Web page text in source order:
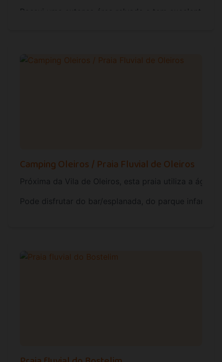
Possui uma extensa área relvada e tem excelentes
Camping Oleiros / Praia Fluvial de Oleiros
Próxima da Vila de Oleiros, esta praia utiliza a água
Pode disfrutar do bar/esplanada, do parque infantil